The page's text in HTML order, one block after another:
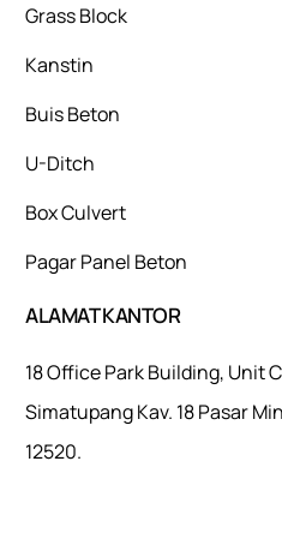
Grass Block
Kanstin
Buis Beton
U-Ditch
Box Culvert
Pagar Panel Beton
ALAMAT KANTOR
18 Office Park Building, Unit
Simatupang Kav. 18 Pasar
12520.